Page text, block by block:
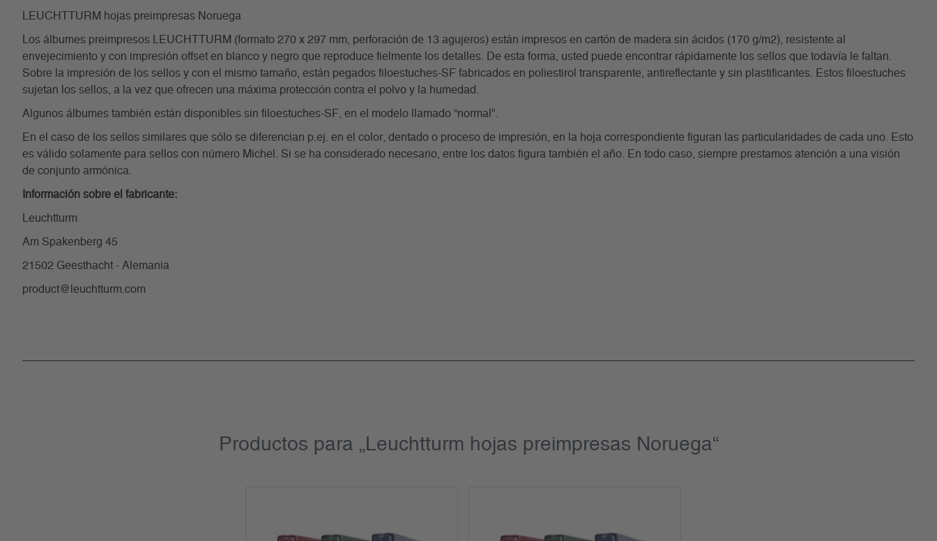
LEUCHTTURM hojas preimpresas Noruega
Los álbumes preimpresos LEUCHTTURM (formato 270 x 297 mm, perforación de 13 agujeros) están impresos en cartón de madera sin ácidos (170 g/m2), resistente al
envejecimiento y con impresión offset en blanco y negro que reproduce fielmente los detalles. De esta forma, usted puede encontrar rápidamente los sellos que todavía le faltan.
Sobre la impresión de los sellos y con el mismo tamaño, están pegados filoestuches-SF fabricados en poliestirol transparente, antireflectante y sin plastificantes. Estos filoestuches
sujetan los sellos, a la vez que ofrecen una máxima protección contra el polvo y la humedad.
Algunos álbumes también están disponibles sin filoestuches-SF, en el modelo llamado “normal”.
En el caso de los sellos similares que sólo se diferencian p.ej. en el color, dentado o proceso de impresión, en la hoja correspondiente figuran las particularidades de cada uno. Esto
es válido solamente para sellos con número Michel. Si se ha considerado necesario, entre los datos figura también el año. En todo caso, siempre prestamos atención a una visión
de conjunto armónica.
Información sobre el fabricante:
Leuchtturm
Am Spakenberg 45
21502 Geesthacht - Alemania
product@leuchtturm.com
Productos para „Leuchtturm hojas preimpresas Noruega“